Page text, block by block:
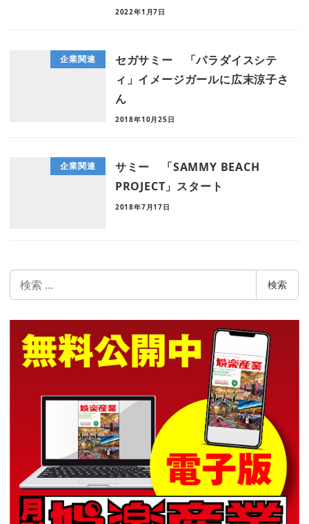
2022年1月7日
企業関連
セガサミー 「パラダイスシテ
ィ」イメージガールに広末涼子さ
ん
2018年10月25日
企業関連
サミー 「SAMMY BEACH
PROJECT」スタート
2018年7月17日
索
検索